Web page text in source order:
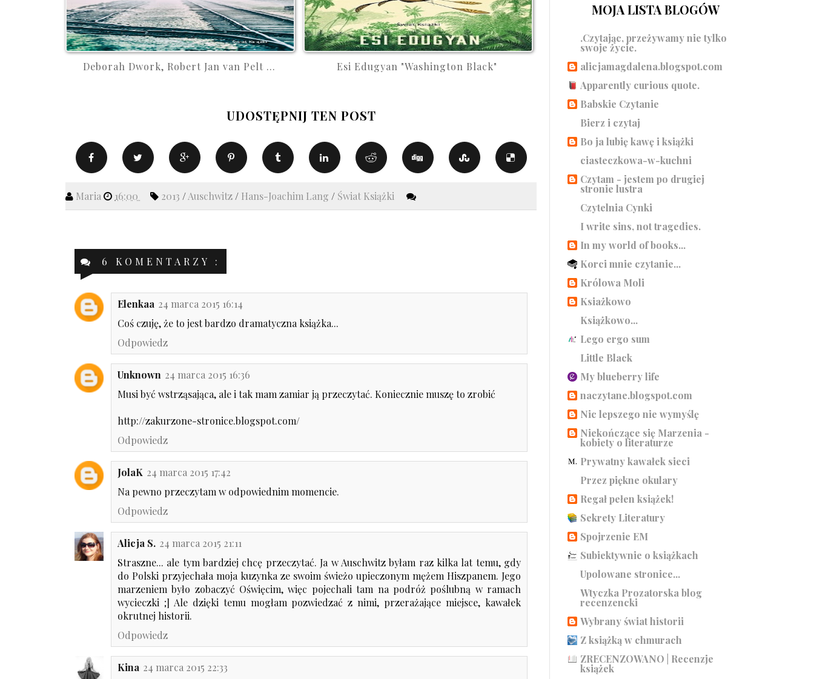
Deborah Dwork, Robert Jan van Pelt ... Esi Edugyan "Washington Black"
UDOSTĘPNIJ TEN POST
Maria 16:00 2013 /Auschwitz / Hans-Joachim Lang / Świat Książki
6 KOMENTARZY :
Elenkaa 24 marca 2015 16:14
Coś czuję, że to jest bardzo dramatyczna książka...
Odpowiedz
Unknown 24 marca 2015 16:36
Musi być wstrząsająca, ale i tak mam zamiar ją przeczytać. Koniecznie muszę to zrobić
http://zakurzone-stronice.blogspot.com/
Odpowiedz
JolaK 24 marca 2015 17:42
Na pewno przeczytam w odpowiednim momencie.
Odpowiedz
Alicja S. 24 marca 2015 21:11
Straszne... ale tym bardziej chcę przeczytać. Ja w Auschwitz byłam raz kilka lat temu, gdy
do Polski przyjechała moja kuzynka ze swoim świeżo upieczonym mężem Hiszpanem. Jego
marzeniem było zobaczyć Oświęcim, więc pojechali tam na podróż poślubną w ramach
wycieczki ;] Ale dzięki temu mogłam pozwiedzać z nimi, przerażające miejsce, kawałek
okrutnej historii.
Odpowiedz
Kina 24 marca 2015 22:33
MOJA LISTA BLOGÓW
.Czytając, przeżywamy nie tylko
swoje życie.
alicjamagdalena.blogspot.com
Apparently curious quote.
Babskie Czytanie
Bierz i czytaj
Bo ja lubię kawę i książki
ciasteczkowa-w-kuchni
Czytam - jestem po drugiej
stronie lustra
Czytelnia Cynki
I write sins, not tragedies.
In my world of books...
Korci mnie czytanie...
Królowa Moli
Ksiażkowo
Książkowo...
Lego ergo sum
Little Black
My blueberry life
naczytane.blogspot.com
Nic lepszego nie wymyślę
Niekończące się Marzenia -
kobiety o literaturze
Prywatny kawałek sieci
Przez piękne okulary
Regał pełen książek!
Sekrety Literatury
Spojrzenie EM
Subiektywnie o książkach
Upolowane stronice...
Wtyczka Prozatorska blog
recenzencki
Wybrany świat historii
Z książką w chmurach
ZRECENZOWANO | Recenzje
książek